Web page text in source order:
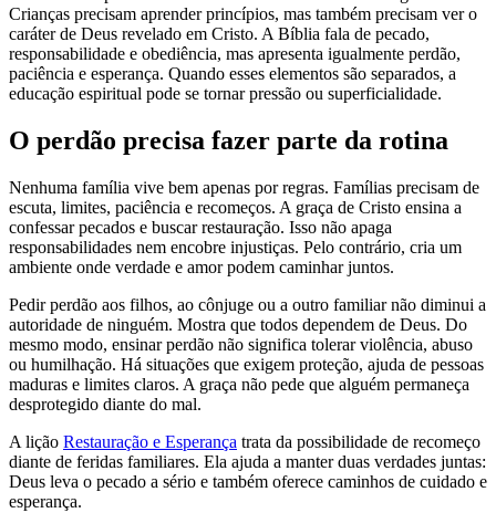
Crianças precisam aprender princípios, mas também precisam ver o
caráter de Deus revelado em Cristo. A Bíblia fala de pecado,
responsabilidade e obediência, mas apresenta igualmente perdão,
paciência e esperança. Quando esses elementos são separados, a
educação espiritual pode se tornar pressão ou superficialidade.
O perdão precisa fazer parte da rotina
Nenhuma família vive bem apenas por regras. Famílias precisam de
escuta, limites, paciência e recomeços. A graça de Cristo ensina a
confessar pecados e buscar restauração. Isso não apaga
responsabilidades nem encobre injustiças. Pelo contrário, cria um
ambiente onde verdade e amor podem caminhar juntos.
Pedir perdão aos filhos, ao cônjuge ou a outro familiar não diminui a
autoridade de ninguém. Mostra que todos dependem de Deus. Do
mesmo modo, ensinar perdão não significa tolerar violência, abuso
ou humilhação. Há situações que exigem proteção, ajuda de pessoas
maduras e limites claros. A graça não pede que alguém permaneça
desprotegido diante do mal.
A lição Restauração e Esperança trata da possibilidade de recomeço
diante de feridas familiares. Ela ajuda a manter duas verdades juntas:
Deus leva o pecado a sério e também oferece caminhos de cuidado e
esperança.